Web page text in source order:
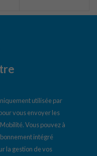
utilisée par
vous envoyer les
Vous pouvez à
intégré
la gestion de vos